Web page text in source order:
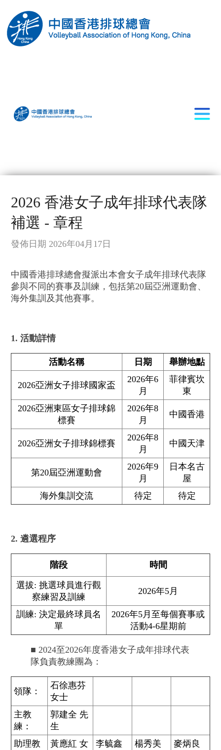
2026 香港女子成年排球代表隊
補選 - 章程
發佈日期 2026年04月17日
中國香港排球總會擬派出本會女子成年排球代表隊
參與不同的賽事及訓練，包括第20屆亞洲運動會、
海外集訓及其他賽事。
1. 活動詳情
活動名稱 日期 舉辦地點
2026亞洲女子排球國家盃
2026年6
月
菲律賓坎
東
2026亞洲東區女子排球錦
標賽
2026年8
月
中國香港
2026亞洲女子排球錦標賽
2026年8
月
中國天津
第20屆亞洲運動會
2026年9
月
日本名古
屋
海外集訓交流
待定 待定
2. 遴選程序
階段 時間
選拔: 挑選球員進行觀
察練習及訓練
2026年5月
訓練: 決定最終球員名
單
2026年5月至每個賽事或
活動4-6星期前
■ 2024至2026年度香港女子成年排球代表
隊負責教練團為：
領隊：
石徐惠芬
女士
主教
練：
郭建全 先
生
助理教
黃應紅 女
李毓鑫
楊秀美
麥炳良